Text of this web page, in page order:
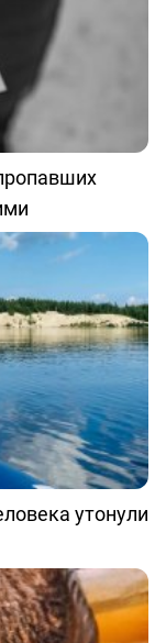
утонули